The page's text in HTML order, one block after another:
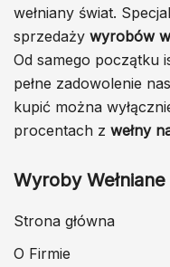
wełniany świat.
sprzedaży wyrobów
Od samego początku
pełne zadowolenie
kupić można
procentach z wełny
Wyroby Wełniane
Strona główna
O Firmie